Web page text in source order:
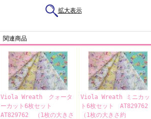
拡大表示
関連商品
Viola Wreath クォータ
ーカット6枚セット
AT829762 （1枚の大きさ
Viola Wreath ミニカッ
ト6枚セット AT829762
（1枚の大きさ約